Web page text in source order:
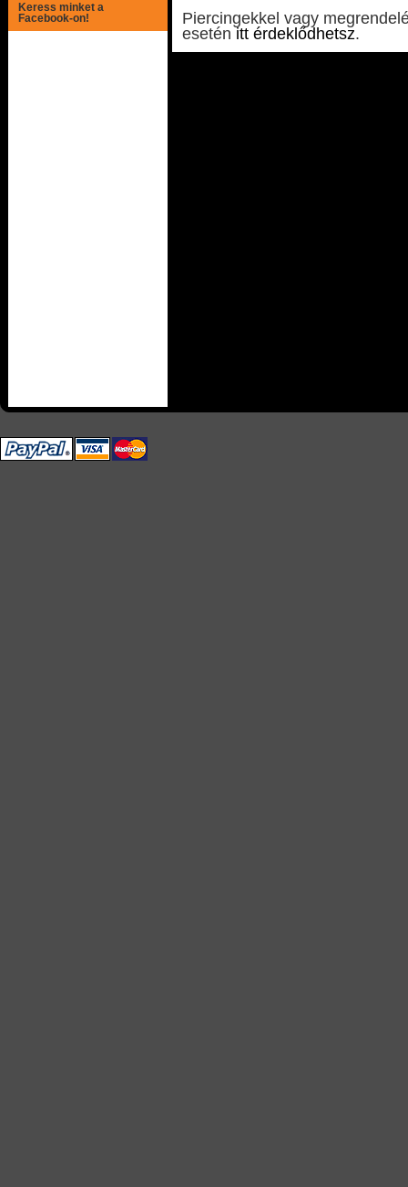
Keress minket a
Facebook-on!
Piercingekkel vagy
esetén itt érdeklődhetsz.